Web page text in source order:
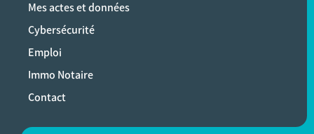
Mes actes et données
Cybersécurité
Emploi
Immo Notaire
Contact